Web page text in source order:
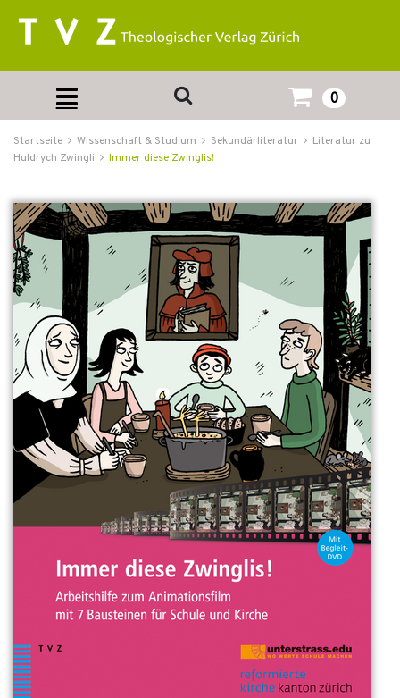
0
Startseite Wissenschaft & Studium Sekundärliteratur
Literatur zu
Huldrych Zwingli
Immer diese Zwinglis!